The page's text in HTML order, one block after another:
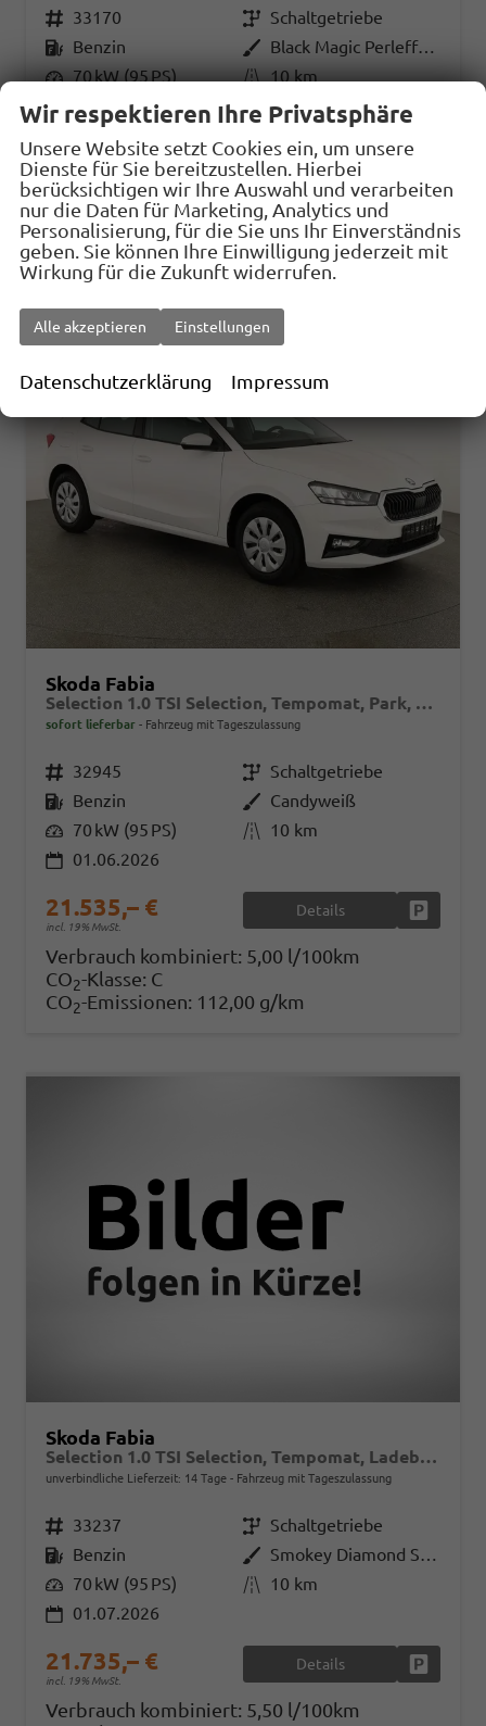
Fahrzeugnr. 33170 GetriebeSchaltgetriebe
Kraftstoff Benzin Außenfarbe
Black Magic Perleffekt
Leistung 70 kW (95 PS) Kilometerstand 10 km
01.06.2026
21.235,– €
incl. 19% MwSt.
Details
Verbrauch kombiniert:5,00 l/100km
CO2-Klasse: C
CO2 -Emissionen:112,00 g/km
Skoda Fabia
Selection 1.0 TSI Selection, Tempomat, Park, Winterpaket, SmartLink, 4 J.-Garantie
sofort lieferbar Fahrzeug mit Tageszulassung
Fahrzeugnr. 32945 GetriebeSchaltgetriebe
Kraftstoff Benzin AußenfarbeCandyweiß
Leistung 70 kW (95 PS) Kilometerstand 10 km
01.06.2026
21.535,– €
incl. 19% MwSt.
Details
Verbrauch kombiniert: 5,00 l/100km
CO2-Klasse: C
CO2-Emissionen: 112,00 g/km
Skoda Fabia
Selection 1.0 TSI Selection, Tempomat, Ladeboden, Park, Winterpaket, SmartLink, 4-J Garantie
unverbindliche Lieferzeit: 14 Tage Fahrzeug mit Tageszulassung
Fahrzeugnr. 33237 GetriebeSchaltgetriebe
Kraftstoff Benzin Außenfarbe
Smokey Diamond Silver Metallic
Leistung 70 kW (95 PS) Kilometerstand 10 km
01.07.2026
21.735,– €
incl. 19% MwSt.
Details
Verbrauch kombiniert: 5,50 l/100km
Wir respektieren Ihre Privatsphäre
Unsere Website setzt Cookies ein, um unsere
Dienste für Sie bereitzustellen. Hierbei
berücksichtigen wir Ihre Auswahl und verarbeiten
nur die Daten für Marketing, Analytics und
Personalisierung, für die Sie uns Ihr Einverständnis
geben. Sie können Ihre Einwilligung jederzeit mit
Wirkung für die Zukunft widerrufen.
Alle akzeptieren Einstellungen
Datenschutzerklärung Impressum